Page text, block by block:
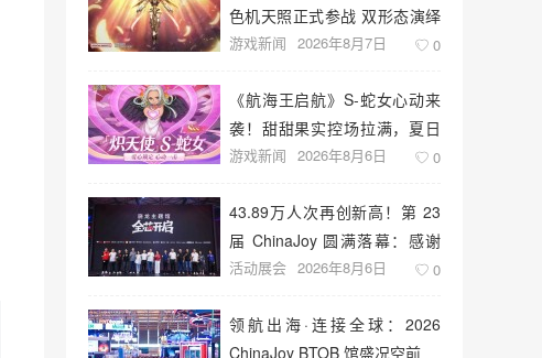
色机天照正式参战 双形态演绎
空中战技
游戏新闻 2026年8月7日 0
《航海王启航》S-蛇女心动来
袭！甜甜果实控场拉满，夏日
盛宴开启
游戏新闻 2026年8月6日 0
43.89万人次再创新高！第 23
届 ChinaJoy 圆满落幕：感谢
有你，共赴这场“与 AI 同游”的
活动展会 2026年8月6日 0
领航出海·连接全球：2026
ChinaJoy BTOB 馆盛况空前